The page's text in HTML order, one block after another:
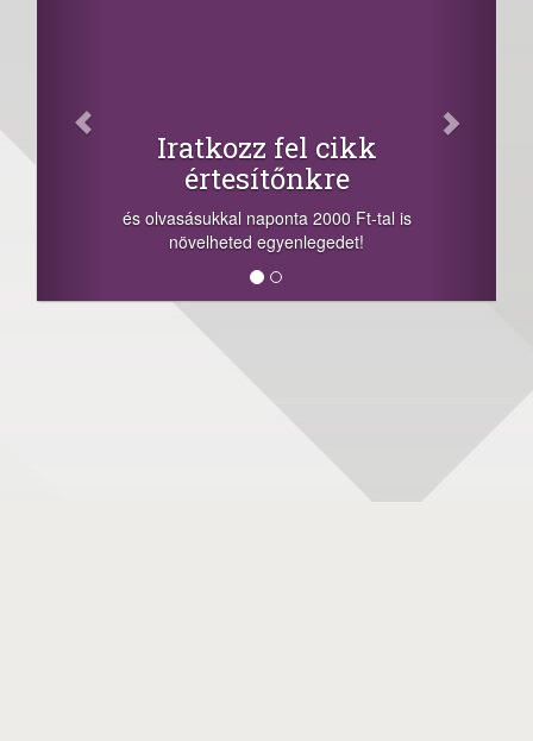
Iratkozz fel cikk
értesítőnkre
és olvasásukkal naponta 2000 Ft-tal is
növelheted egyenlegedet!